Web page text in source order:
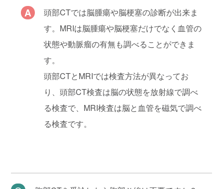
頭部CTでは脳腫瘍や脳梗塞の診断が出来ま
す。MRIは脳腫瘍や脳梗塞だけでなく血管の
状態や動脈瘤の有無も調べることができま
す。
頭部CTとMRIでは検査方法が異なってお
り、頭部CT検査は脳の状態を放射線で調べ
る検査で、MRI検査は脳と血管を磁気で調べ
る検査です。